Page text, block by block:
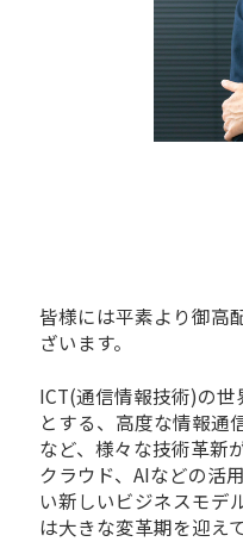
皆様には平素より御高
ざいます。
ICT(通信情報技術)の
とする、高度な情報通
など、様々な技術革新
クラウド、AIなどの活
い新しいビジネスモデ
は大きな変革期を迎え